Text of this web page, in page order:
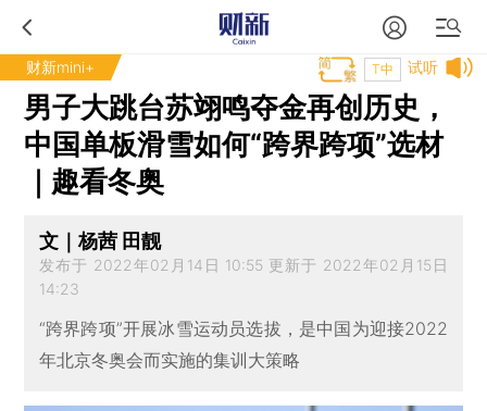
财新mini+ 试听
T中
男子大跳台苏翊鸣夺金再创历史，
中国单板滑雪如何“跨界跨项”选材
｜趣看冬奥
文｜杨茜 田靓
发布于 2022年02月14日 10:55 更新于 2022年02月15日
14:23
“跨界跨项”开展冰雪运动员选拔，是中国为迎接2022
年北京冬奥会而实施的集训大策略